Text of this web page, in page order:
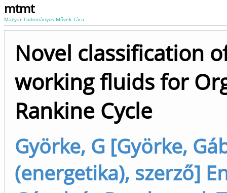
mtmt
Magyar Tudományos Művek Tára
Novel classification
working fluids for
Rankine Cycle
Györke, G [Györke,
(energetika), szerző]